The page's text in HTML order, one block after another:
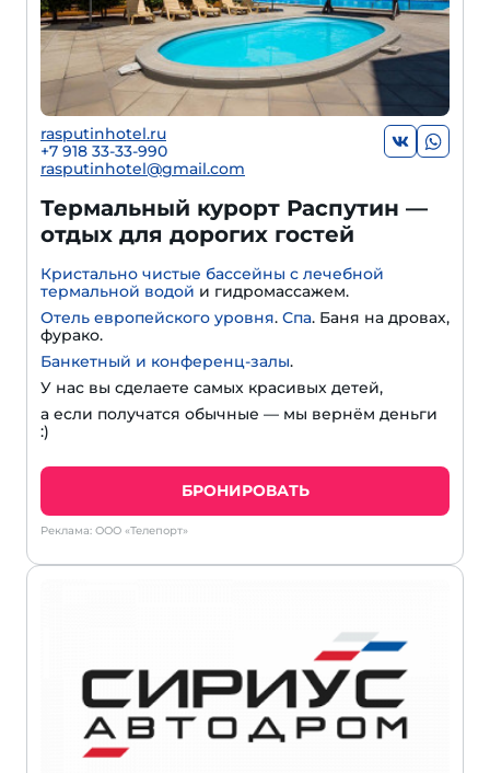
rasputinhotel.ru
+7 918 33-33-990
rasputinhotel@gmail.com
Термальный курорт Распутин —
отдых для дорогих гостей
Кристально чистые бассейны с лечебной
термальной водой и гидромассажем.
Отель европейского уровня. Спа. Баня на дровах,
фурако.
Банкетный и конференц-залы.
У нас вы сделаете самых красивых детей,
а если получатся обычные — мы вернём деньги
:)
БРОНИРОВАТЬ
Реклама: ООО «Телепорт»